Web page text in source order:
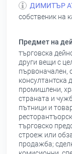
ДИМИТЪР
собственик на
Предмет на
търговска
други вещи с
първоначален,
консултантска
промишлени,
страната и
пътници и
търговско
строеж или
продажба;